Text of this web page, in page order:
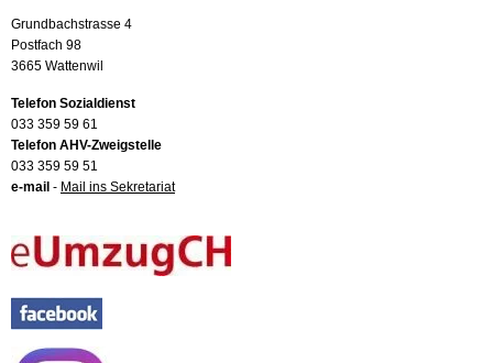
Grundbachstrasse 4
Postfach 98
3665 Wattenwil
Telefon Sozialdienst
033 359 59 61
Telefon AHV-Zweigstelle
033 359 59 51
e-mail - Mail ins Sekretariat